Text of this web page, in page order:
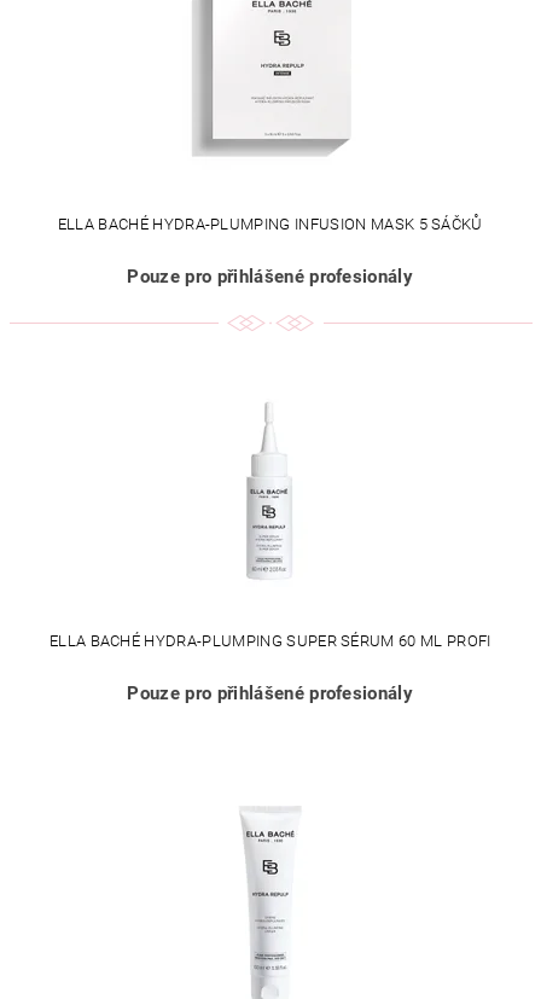
ELLA BACHÉ HYDRA-PLUMPING INFUSION MASK 5 SÁČKŮ
Pouze pro přihlášené profesionály
ELLA BACHÉ HYDRA-PLUMPING SUPER SÉRUM 60 ML PROFI
Pouze pro přihlášené profesionály